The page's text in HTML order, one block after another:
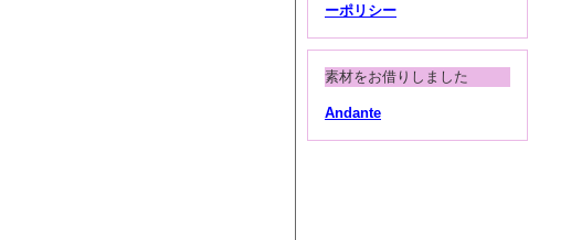
ーポリシー
素材をお借りしました
Andante